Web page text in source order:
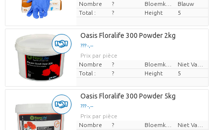
Nombre
?
Blauw
Total :
? Height 5
Oasis Floralife 300 Powder 2kg
??? -,--
Prix par pièce
Nombre
?
Total :
? Height 5
Oasis Floralife 300 Powder 5kg
??? -,--
Prix par pièce
Nombre
?